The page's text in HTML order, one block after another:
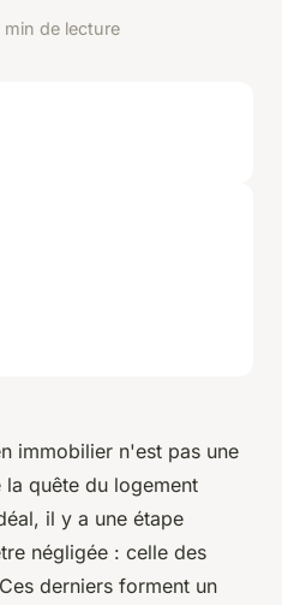
min de lecture
immobilier n'est pas une
quête du logement
il y a une étape
négligée : celle des
derniers forment un